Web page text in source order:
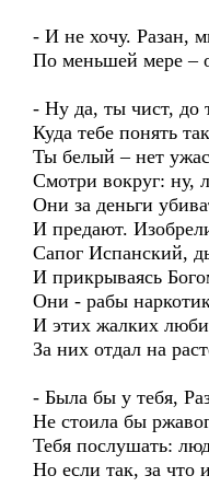
- И не хочу. Разан,
По меньшей мере –
- Ну да, ты чист, до
Куда тебе понять
Ты белый – нет
Смотри вокруг:
Они за деньги
И предают.
Сапог Испанский,
И прикрываясь
Они - рабы
И этих жалких
За них отдал на
- Была бы у тебя,
Не стоила бы
Тебя послушать:
Но если так, за что